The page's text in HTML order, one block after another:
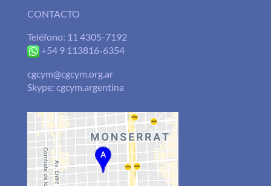
CONTACTO
Teléfono: 11 4305-7192
+54 9 113816-6354
cgcym@cgcym.org.ar
Skype: cgcym.argentina